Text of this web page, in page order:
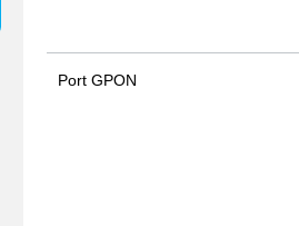
Port GPON